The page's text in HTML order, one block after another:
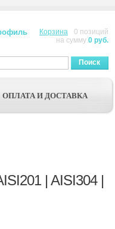
Корзина
0 позиций
на сумму 0 руб.
Поиск
ОПЛАТА И ДОСТАВКА
| AISI304 |